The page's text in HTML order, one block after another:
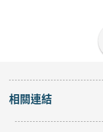
相關連結